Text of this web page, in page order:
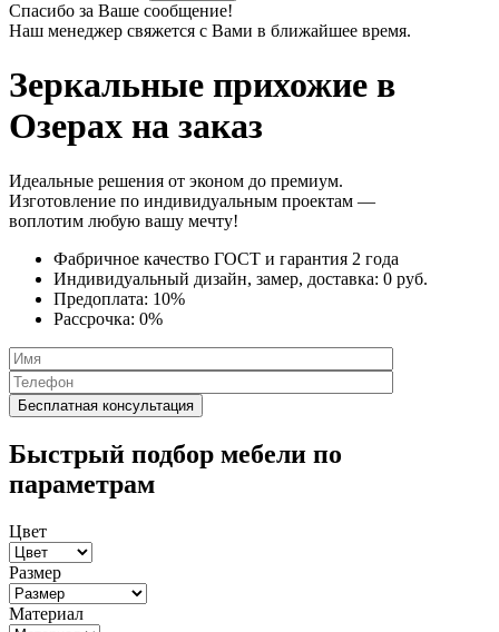
Спасибо за Ваше сообщение!
Наш менеджер свяжется с Вами в ближайшее время.
Зеркальные прихожие в
Озерах на заказ
Идеальные решения от эконом до премиум.
Изготовление по индивидуальным проектам —
воплотим любую вашу мечту!
Фабричное качество ГОСТ и гарантия 2 года
Индивидуальный дизайн, замер, доставка: 0 руб.
Предоплата: 10%
Рассрочка: 0%
Быстрый подбор мебели по
параметрам
Цвет
Размер
Материал